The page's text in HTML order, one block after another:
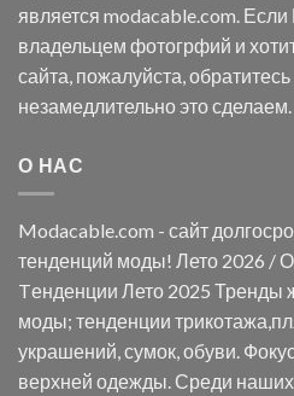
является modacable.com.
владельцем фотогрфий и
сайта, пожалуйста,
незамедлительно это сделаем.
О НАС
Modacable.com - сайт
тенденций моды! Лето 2026 /
Tенденции Лето 2025 Тренды
моды; тенденции
украшений, сумок, обуви.
верхней одежды. Среди